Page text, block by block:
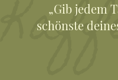
„Gib jedem
schönste